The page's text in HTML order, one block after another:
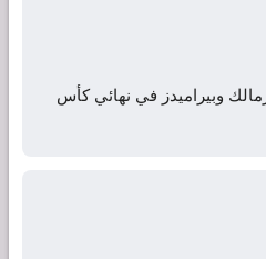
وبيراميدز في نهائي كأس